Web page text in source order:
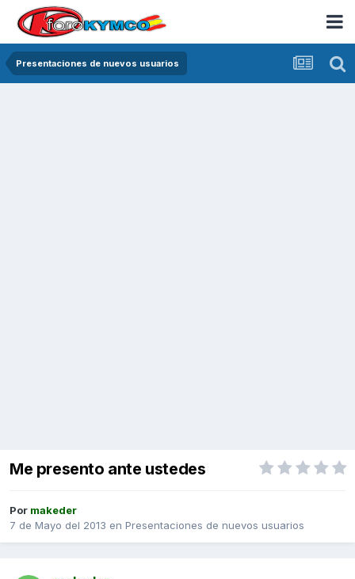
Presentaciones de nuevos usuarios
Me presento ante ustedes
Por makeder
7 de Mayo del 2013 en Presentaciones de nuevos usuarios